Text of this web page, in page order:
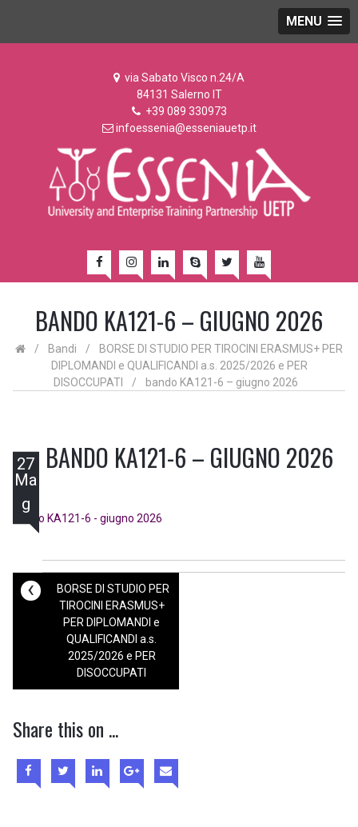
MENU
via Sabato Visco n.24/A
84131 Salerno IT
+39 089 330973
infoessenia@esseniauetp.it
BANDO KA121-6 – GIUGNO 2026
/ Bandi /
BORSE DI STUDIO PER TIROCINI ERASMUS+ PER
DIPLOMANDI e QUALIFICANDI a.s. 2025/2026 e PER
DISOCCUPATI
/ bando KA121-6 – giugno 2026
27
Ma
g
BANDO KA121-6 – GIUGNO 2026
bando KA121-6 - giugno 2026
‹
BORSE DI STUDIO PER
TIROCINI ERASMUS+
PER DIPLOMANDI e
QUALIFICANDI a.s.
2025/2026 e PER
DISOCCUPATI
Share this on ...